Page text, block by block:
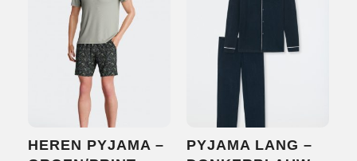
HEREN PYJAMA –
PYJAMA LANG –